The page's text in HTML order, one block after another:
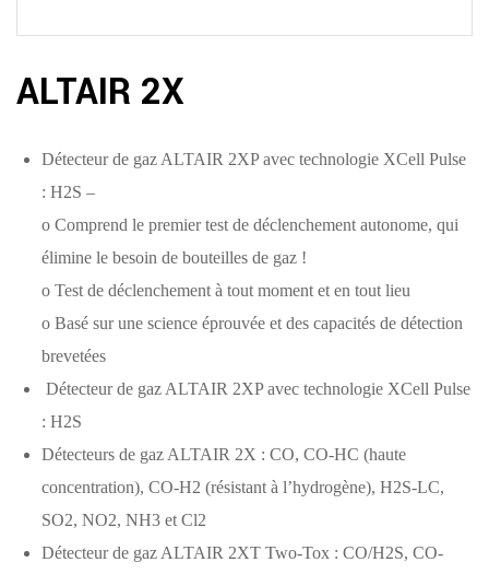
ALTAIR 2X
Détecteur de gaz ALTAIR 2XP avec technologie XCell Pulse
: H2S –
o Comprend le premier test de déclenchement autonome, qui
élimine le besoin de bouteilles de gaz !
o Test de déclenchement à tout moment et en tout lieu
o Basé sur une science éprouvée et des capacités de détection
brevetées
Détecteur de gaz ALTAIR 2XP avec technologie XCell Pulse
: H2S
Détecteurs de gaz ALTAIR 2X : CO, CO-HC (haute
concentration), CO-H2 (résistant à l’hydrogène), H2S-LC,
SO2, NO2, NH3 et Cl2
Détecteur de gaz ALTAIR 2XT Two-Tox : CO/H2S, CO-